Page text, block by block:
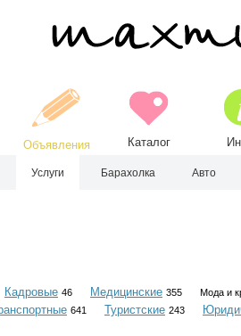
Объявления Каталог
Услуги Барахолка Авто
Кадровые 46 Медицинские 355 Мода и
641 Туристские 243